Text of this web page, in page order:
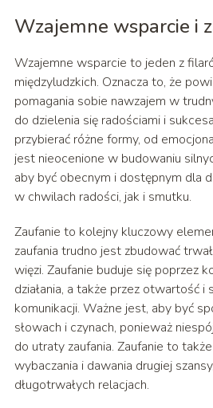
Wzajemne wsparcie i
Wzajemne wsparcie to jeden z
międzyludzkich. Oznacza to, że
pomagania sobie nawzajem w
do dzielenia się radościami i
przybierać różne formy, od
jest nieocenione w budowaniu
aby być obecnym i dostępnym dla
w chwilach radości, jak i smutku.
Zaufanie to kolejny kluczowy
zaufania trudno jest zbudować
więzi. Zaufanie buduje się poprzez
działania, a także przez otwartość i
komunikacji. Ważne jest, aby być
słowach i czynach, ponieważ
do utraty zaufania. Zaufanie to
wybaczania i dawania drugiej
długotrwałych relacjach.